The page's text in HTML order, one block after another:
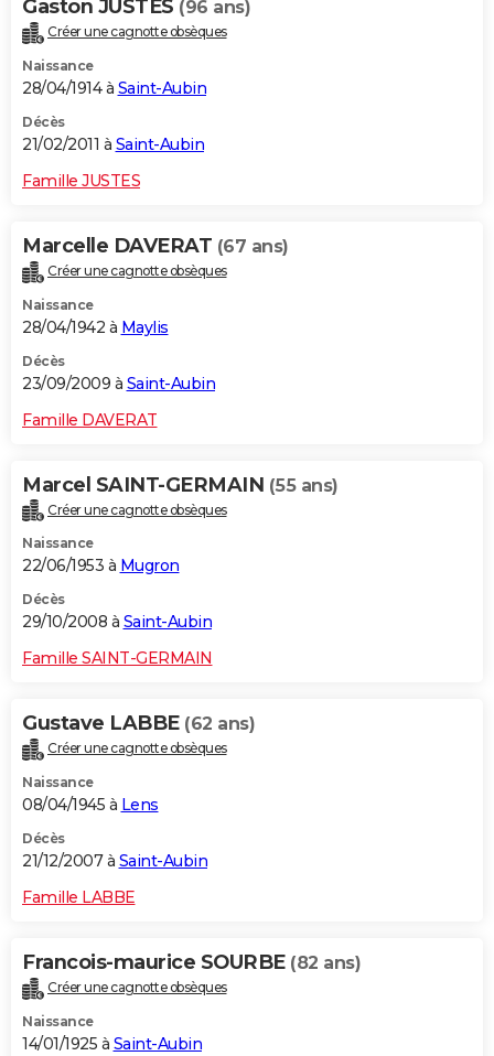
Gaston JUSTES (96 ans)
Créer une cagnotte obsèques
Naissance
28/04/1914 à Saint-Aubin
Décès
21/02/2011 à Saint-Aubin
Famille JUSTES
Marcelle DAVERAT (67 ans)
Créer une cagnotte obsèques
Naissance
28/04/1942 à Maylis
Décès
23/09/2009 à Saint-Aubin
Famille DAVERAT
Marcel SAINT-GERMAIN (55 ans)
Créer une cagnotte obsèques
Naissance
22/06/1953 à Mugron
Décès
29/10/2008 à Saint-Aubin
Famille SAINT-GERMAIN
Gustave LABBE (62 ans)
Créer une cagnotte obsèques
Naissance
08/04/1945 à Lens
Décès
21/12/2007 à Saint-Aubin
Famille LABBE
Francois-maurice SOURBE (82 ans)
Créer une cagnotte obsèques
Naissance
14/01/1925 à Saint-Aubin